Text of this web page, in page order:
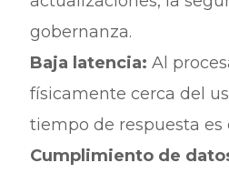
gobernanza.
Baja latencia: Al
físicamente cerca del
tiempo de respuesta es
Cumplimiento de